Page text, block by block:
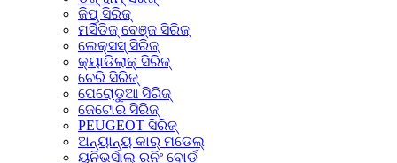
ଜିପ୍ ସିରିଜ୍
ମର୍ସିଡିଜ୍ ବେଞ୍ଜ ସିରିଜ୍
ଲେକ୍ସସ୍ ସିରିଜ୍
କ୍ୟାଡିଲାକ୍ ସିରିଜ୍
ଚେରି ସିରିଜ୍
ପେରୋଡୁଆ ସିରିଜ୍
ଜେଟୋର ସିରିଜ୍
PEUGEOT ସିରିଜ୍
ଅନ୍ୟାନ୍ୟ କାର୍ ମଡେଲ୍
ୟୁନିଭର୍ସାଲ୍ ରନିଂ ବୋର୍ଡ